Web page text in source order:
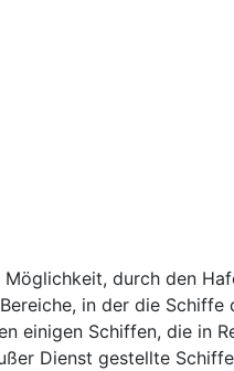
durch den
in der die
einigen Schiffen, die in
Dienst gestellte